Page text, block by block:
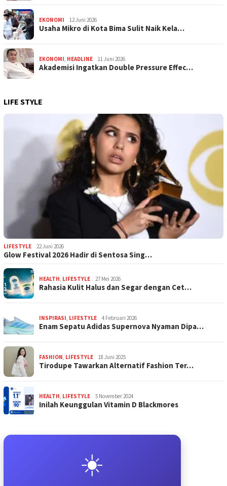
EKONOMI 12 Juni 2026
Usaha Mikro di Kota Bima Sulit Naik Kela…
EKONOMI, HEADLINE 11 Juni 2026
Akademisi Ingatkan Double Pressure Effec…
LIFE STYLE
LIFESTYLE 22 Juni 2026
Glow Festival 2026 Hadir di Sentosa Sing…
HEALTH, LIFESTYLE 27 Mei 2026
Rahasia Kulit Halus dan Segar dengan Cet…
INSPIRASI, LIFESTYLE 4 Februari 2026
Enam Sepatu Adidas Supernova Nyaman Dipa…
FASHION, LIFESTYLE 18 Juni 2025
Tirodupe Tawarkan Alternatif Fashion Ter…
HEALTH, LIFESTYLE 5 November 2024
Inilah Keunggulan Vitamin D Blackmores
☀️